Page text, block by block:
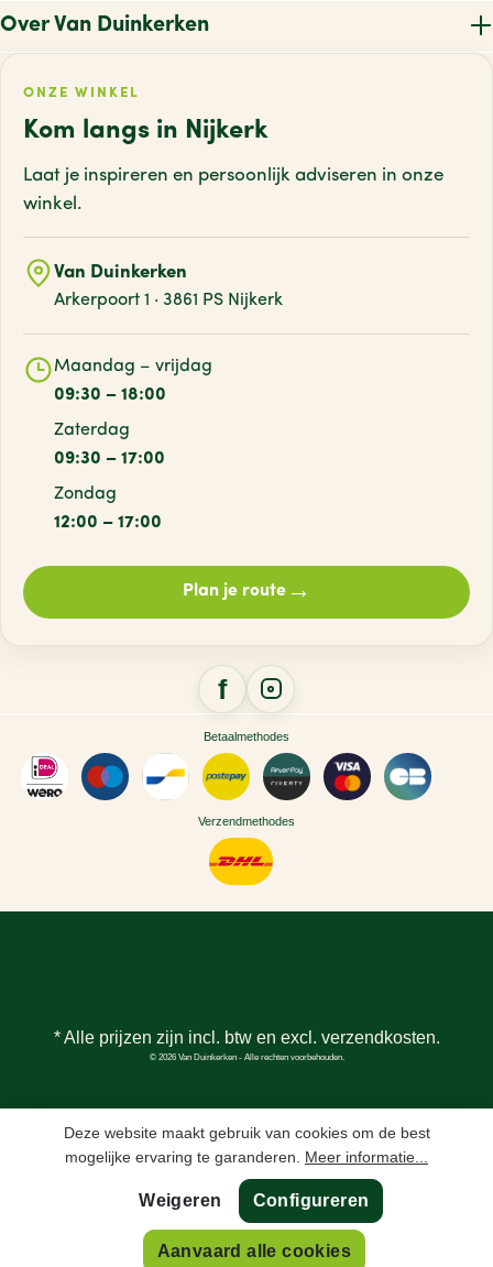
In winkelmand
Over Van Duinkerken
ONZE WINKEL
Kom langs in Nijkerk
Laat je inspireren en persoonlijk adviseren in onze
winkel.
Van Duinkerken
Arkerpoort 1 · 3861 PS Nijkerk
Maandag – vrijdag
09:30 – 18:00
Zaterdag
09:30 – 17:00
Zondag
12:00 – 17:00
Plan je route→
Betaalmethodes
Verzendmethodes
* Alle prijzen zijn incl. btw en excl. verzendkosten.
© 2026 Van Duinkerken - Alle rechten voorbehouden.
Deze website maakt gebruik van cookies om de best
mogelijke ervaring te garanderen. Meer informatie...
Weigeren Configureren
Aanvaard alle cookies